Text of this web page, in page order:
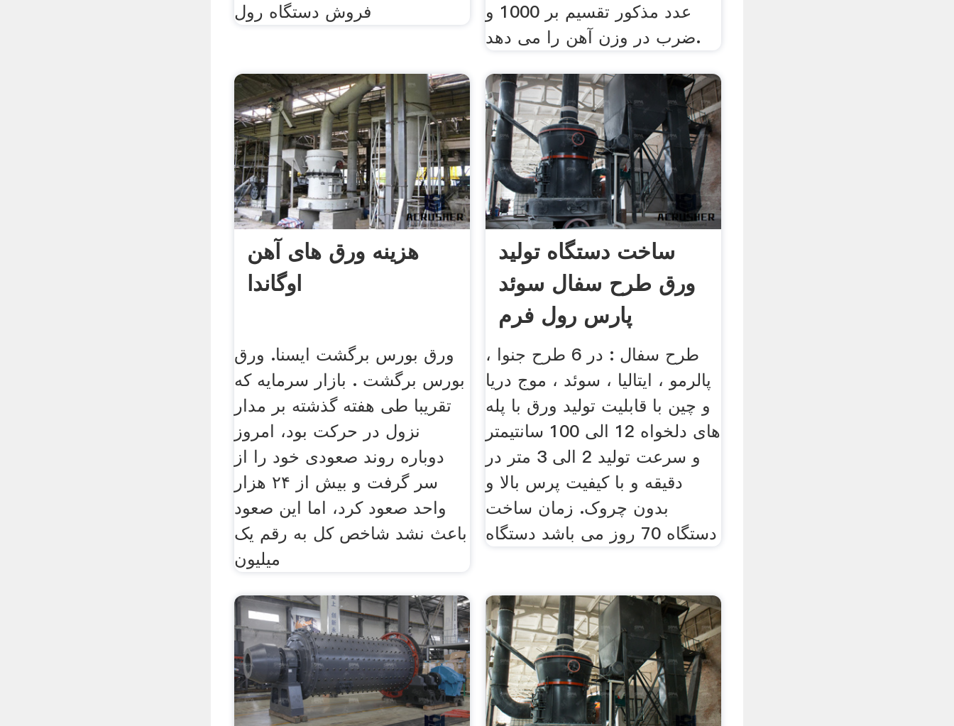
فروش دستگاه رول
عدد مذکور تقسیم بر 1000 و
ضرب در وزن آهن را می دهد.
هزینه ورق های آهن
اوگاندا
ورق بورس برگشت ایسنا. ورق
بورس برگشت . بازار سرمایه که
تقریبا طی هفته گذشته بر مدار
نزول در حرکت بود، امروز
دوباره روند صعودی خود را از
سر گرفت و بیش از ۲۴ هزار
واحد صعود کرد، اما این صعود
باعث نشد شاخص کل به رقم یک
میلیون
ساخت دستگاه تولید
ورق طرح سفال سوئد
پارس رول فرم
طرح سفال : در 6 طرح جنوا ،
پالرمو ، ایتالیا ، سوئد ، موج دریا
و چین با قابلیت تولید ورق با پله
های دلخواه 12 الی 100 سانتیمتر
و سرعت تولید 2 الی 3 متر در
دقیقه و با کیفیت پرس بالا و
بدون چروک. زمان ساخت
دستگاه 70 روز می باشد دستگاه